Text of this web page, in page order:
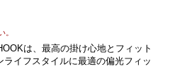
。
は、最高の掛け心地とフィット
イフスタイルに最適の偏光フィッ